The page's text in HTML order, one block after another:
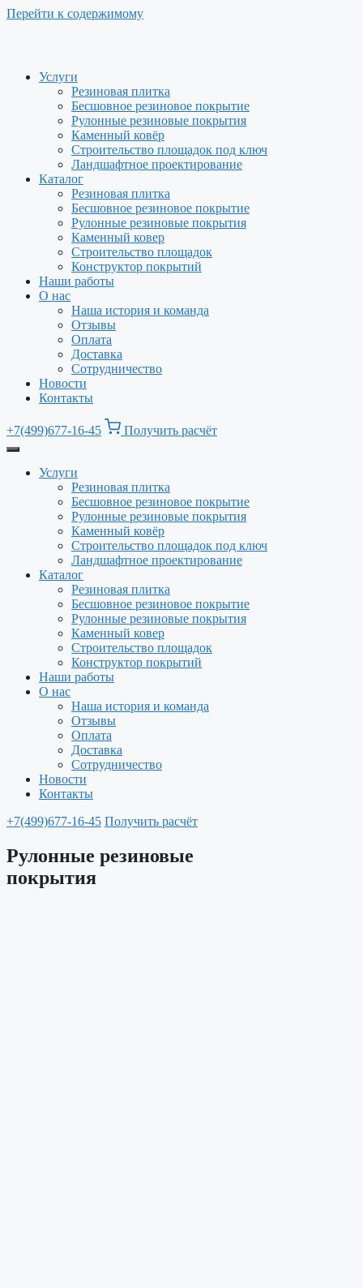
Перейти к содержимому
Услуги
Резиновая плитка
Бесшовное резиновое покрытие
Рулонные резиновые покрытия
Каменный ковёр
Строительство площадок под ключ
Ландшафтное проектирование
Каталог
Резиновая плитка
Бесшовное резиновое покрытие
Рулонные резиновые покрытия
Каменный ковер
Строительство площадок
Конструктор покрытий
Наши работы
О нас
Наша история и команда
Отзывы
Оплата
Доставка
Сотрудничество
Новости
Контакты
+7(499)677-16-45 Получить расчёт
Услуги
Резиновая плитка
Бесшовное резиновое покрытие
Рулонные резиновые покрытия
Каменный ковёр
Строительство площадок под ключ
Ландшафтное проектирование
Каталог
Резиновая плитка
Бесшовное резиновое покрытие
Рулонные резиновые покрытия
Каменный ковер
Строительство площадок
Конструктор покрытий
Наши работы
О нас
Наша история и команда
Отзывы
Оплата
Доставка
Сотрудничество
Новости
Контакты
+7(499)677-16-45 Получить расчёт
Рулонные резиновые
покрытия